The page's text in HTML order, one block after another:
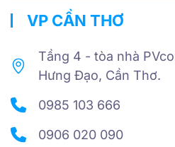
VP CẦN THƠ
Tầng 4 - tòa nhà
Hưng Đạo, Cần Thơ.
0985 103 666
0906 020 090